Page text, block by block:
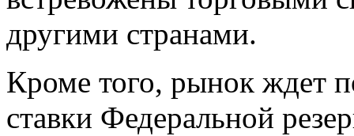
другими странами.
Кроме того, рынок ждет
ставки Федеральной